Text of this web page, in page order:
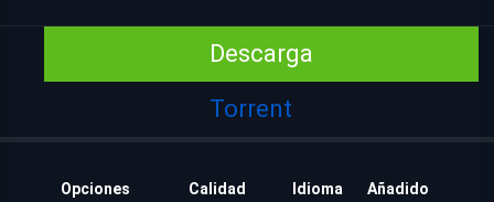
Descarga
Torrent
Opciones Calidad Idioma Añadido